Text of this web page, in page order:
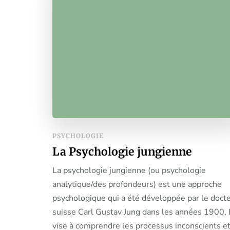
PSYCHOLOGIE
La Psychologie jungienne
La psychologie jungienne (ou psychologie
analytique/des profondeurs) est une approche
psychologique qui a été développée par le
suisse Carl Gustav Jung dans les années 1900.
vise à comprendre les processus inconscients